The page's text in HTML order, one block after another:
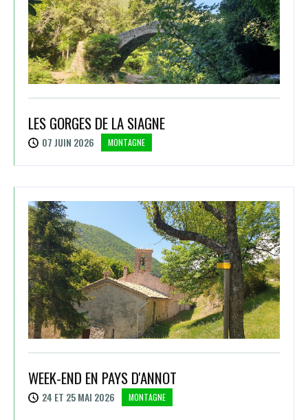
LES GORGES DE LA SIAGNE
07 JUIN 2026 MONTAGNE
WEEK-END EN PAYS D'ANNOT
24 ET 25 MAI 2026 MONTAGNE